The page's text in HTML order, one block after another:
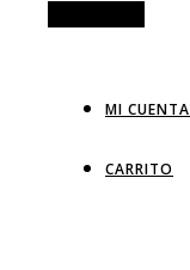
MI CUENTA
CARRITO